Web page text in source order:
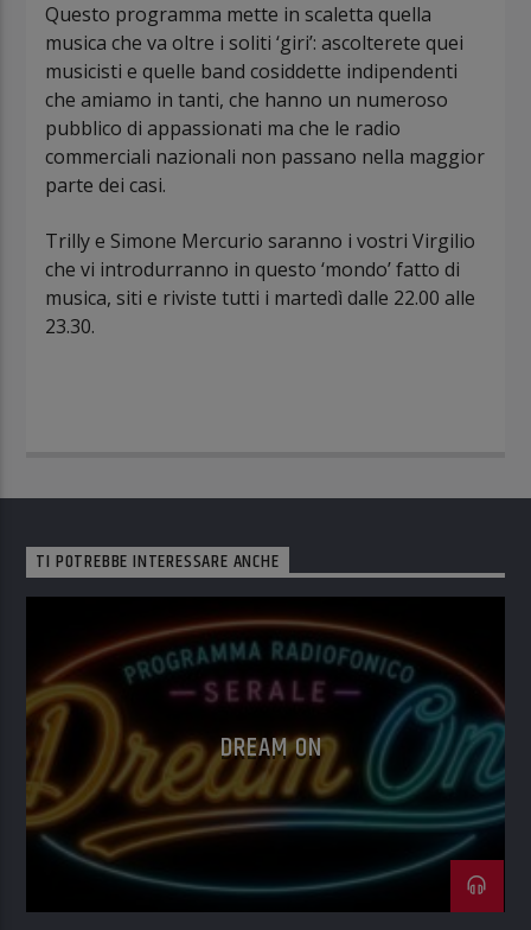
Questo programma mette in scaletta quella
musica che va oltre i soliti ‘giri’: ascolterete quei
musicisti e quelle band cosiddette indipendenti
che amiamo in tanti, che hanno un numeroso
pubblico di appassionati ma che le radio
commerciali nazionali non passano nella maggior
parte dei casi.
Trilly e Simone Mercurio saranno i vostri Virgilio
che vi introdurranno in questo ‘mondo’ fatto di
musica, siti e riviste tutti i martedì dalle 22.00 alle
23.30.
TI POTREBBE INTERESSARE ANCHE
DREAM ON